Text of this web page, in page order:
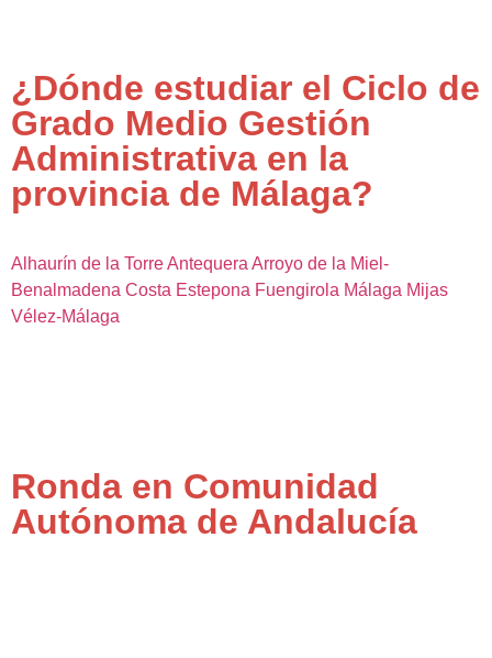
¿Dónde estudiar el Ciclo de
Grado Medio Gestión
Administrativa en la
provincia de Málaga?
Alhaurín de la TorreAntequeraArroyo de la Miel-
Benalmadena Costa Estepona Fuengirola Málaga Mijas
Vélez-Málaga
Ronda en Comunidad
Autónoma de Andalucía